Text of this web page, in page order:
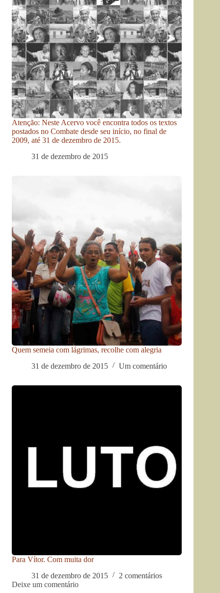
Atenção: Neste Acervo você encontra todos os textos
postados no Combate desde seu início, no final de
2009, até 31 de dezembro de 2015.
31 de dezembro de 2015
Quem semeia com lágrimas, recolhe com alegria
31 de dezembro de 2015
Um comentário
Para Vítor. Com muita dor
31 de dezembro de 2015
2 comentários
Deixe um comentário